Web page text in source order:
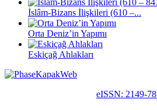
İslâm-Bizans İlişkileri (610 –...
Orta Deniz’in Yapımı
Eskiçağ Ahlakları
eISSN: 2149-